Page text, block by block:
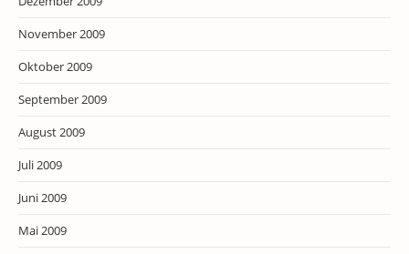
November 2009
Oktober 2009
September 2009
August 2009
Juli 2009
Juni 2009
Mai 2009